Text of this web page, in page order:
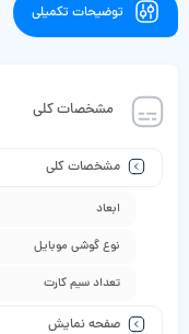
توضیحات تکمیلی
مشخصات کلی
مشخصات کلی
ابعاد
نوع گوشی موبایل
تعداد سیم کارت
صفحه نمایش